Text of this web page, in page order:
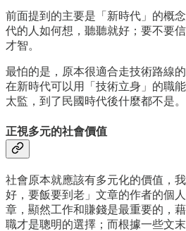
前面提到的主要是「新時代」的概
代的人如何想，聽聽就好；要不要
才智。
最怕的是，原本很適合走技術路線
在新時代可以用「技術立身」的職
太監，到了民國時代後什麼都不是。
正視多元的社會價值
社會原本就應該有多元化的價值，
好，要飯要到老」文章的作者的個
章，顯然工作和賺錢是最重要的，
職才是聰明的選擇；而根據一些文